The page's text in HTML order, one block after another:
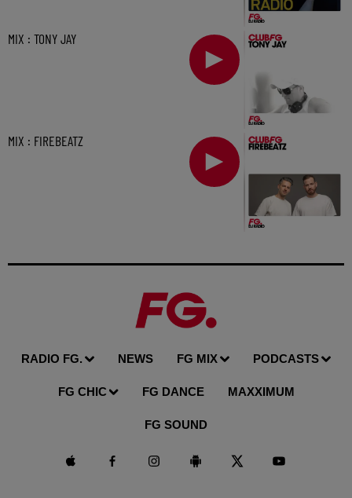
MIX : TONY JAY
MIX : FIREBEATZ
RADIO FG. NEWS FG MIX PODCASTS
FG CHIC FG DANCE MAXXIMUM
FG SOUND